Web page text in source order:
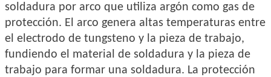
soldadura por arco que utiliza argón como gas de
protección. El arco genera altas temperaturas entre
el electrodo de tungsteno y la pieza de trabajo,
fundiendo el material de soldadura y la pieza de
trabajo para formar una soldadura. La protección